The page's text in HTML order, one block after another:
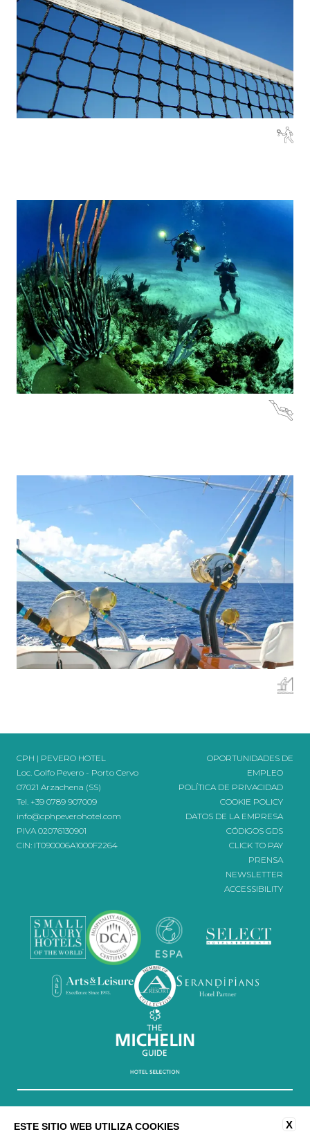
CPH | PEVERO HOTEL
Loc. Golfo Pevero - Porto Cervo
07021 Arzachena (SS)
Tel. +39 0789 907009
info@cphpeverohotel.com
PIVA 02076130901
CIN: IT090006A1000F2264
OPORTUNIDADES DE
EMPLEO
POLÍTICA DE PRIVACIDAD
COOKIE POLICY
DATOS DE LA EMPRESA
CÓDIGOS GDS
CLICK TO PAY
PRENSA
NEWSLETTER
ACCESSIBILITY
X
ESTE SITIO WEB UTILIZA COOKIES